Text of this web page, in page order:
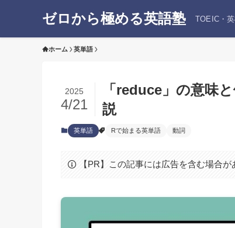
ゼロから極める英語塾 TOEIC・
ホーム 英単語
「reduce」の意味
説
2025
4/21
英単語 Rで始まる英単語 動詞
【PR】この記事には広告を含む場合が